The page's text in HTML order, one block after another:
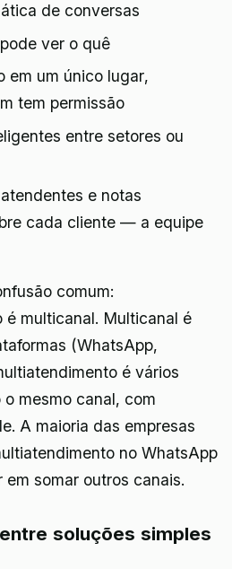
de conversas
ver o quê
em um único lugar,
tem permissão
entre setores ou
e notas
cada cliente — a equipe
comum:
é multicanal. Multicanal é
(WhatsApp,
é vários
mesmo canal, com
A maioria das empresas
no WhatsApp
somar outros canais.
soluções simples